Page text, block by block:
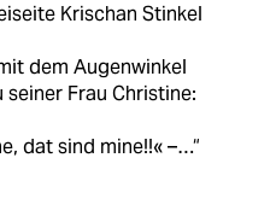
Krischan Stinkel
dem Augenwinkel
seiner Frau Christine:
dat sind mine!!« –…“